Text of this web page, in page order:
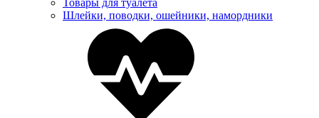
Товары для туалета
Шлейки, поводки, ошейники, намордники